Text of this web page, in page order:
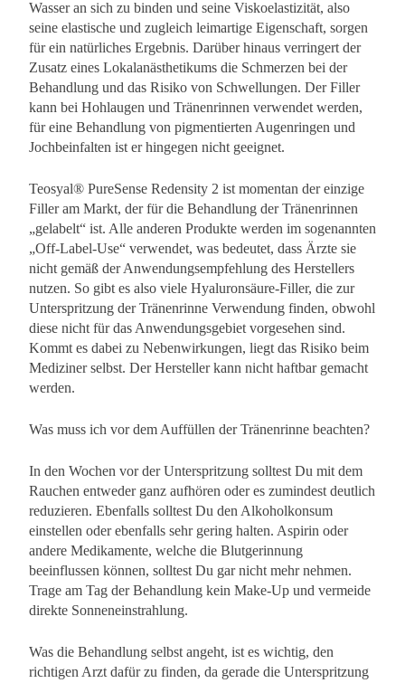
Wasser an sich zu binden und seine Viskoelastizität, also
seine elastische und zugleich leimartige Eigenschaft, sorgen
für ein natürliches Ergebnis. Darüber hinaus verringert der
Zusatz eines Lokalanästhetikums die Schmerzen bei der
Behandlung und das Risiko von Schwellungen. Der Filler
kann bei Hohlaugen und Tränenrinnen verwendet werden,
für eine Behandlung von pigmentierten Augenringen und
Jochbeinfalten ist er hingegen nicht geeignet.
Teosyal® PureSense Redensity 2 ist momentan der einzige
Filler am Markt, der für die Behandlung der Tränenrinnen
„gelabelt“ ist. Alle anderen Produkte werden im sogenannten
„Off-Label-Use“ verwendet, was bedeutet, dass Ärzte sie
nicht gemäß der Anwendungsempfehlung des Herstellers
nutzen. So gibt es also viele Hyaluronsäure-Filler, die zur
Unterspritzung der Tränenrinne Verwendung finden, obwohl
diese nicht für das Anwendungsgebiet vorgesehen sind.
Kommt es dabei zu Nebenwirkungen, liegt das Risiko beim
Mediziner selbst. Der Hersteller kann nicht haftbar gemacht
werden.
Was muss ich vor dem Auffüllen der Tränenrinne beachten?
In den Wochen vor der Unterspritzung solltest Du mit dem
Rauchen entweder ganz aufhören oder es zumindest deutlich
reduzieren. Ebenfalls solltest Du den Alkoholkonsum
einstellen oder ebenfalls sehr gering halten. Aspirin oder
andere Medikamente, welche die Blutgerinnung
beeinflussen können, solltest Du gar nicht mehr nehmen.
Trage am Tag der Behandlung kein Make-Up und vermeide
direkte Sonneneinstrahlung.
Was die Behandlung selbst angeht, ist es wichtig, den
richtigen Arzt dafür zu finden, da gerade die Unterspritzung